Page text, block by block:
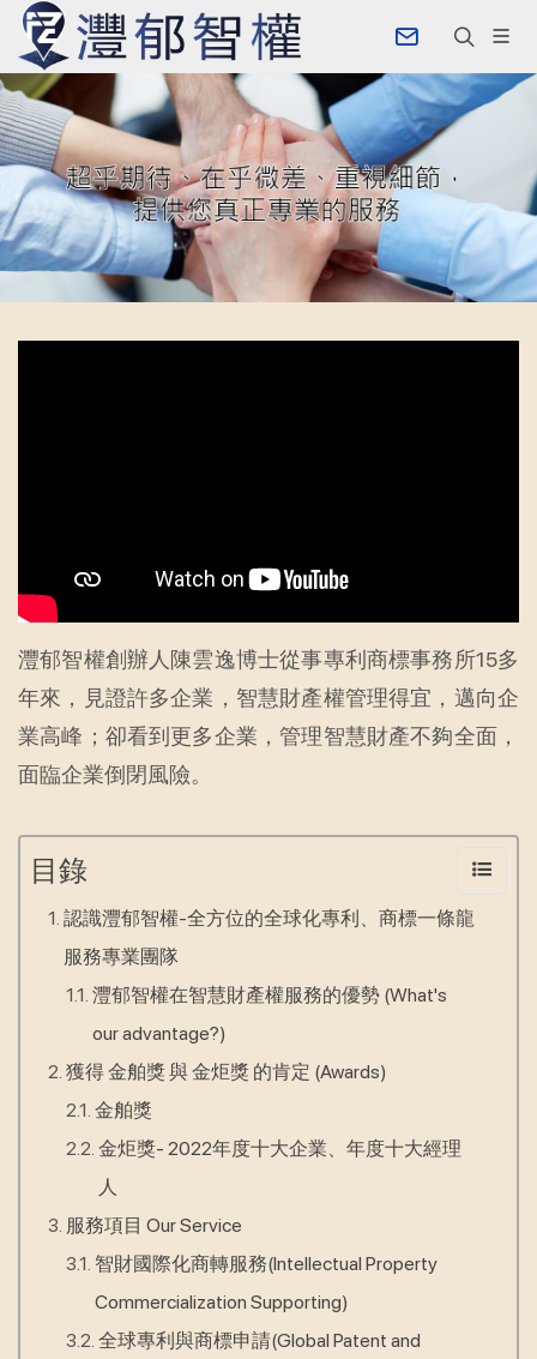
灃郁智權創辦人陳雲逸博士從事專利商標事務所15多
年來，見證許多企業，智慧財產權管理得宜，邁向企
業高峰；卻看到更多企業，管理智慧財產不夠全面，
面臨企業倒閉風險。
目錄
認識灃郁智權-全方位的全球化專利、商標一條龍
服務專業團隊
灃郁智權在智慧財產權服務的優勢 (What's
our advantage?)
獲得 金舶獎 與 金炬獎 的肯定 (Awards)
金舶獎
金炬獎- 2022年度十大企業、年度十大經理
人
服務項目 Our Service
智財國際化商轉服務(Intellectual Property
Commercialization Supporting)
全球專利與商標申請(Global Patent and